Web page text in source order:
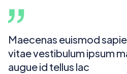
Maecenas euismod
vitae vestibulum ipsum
augue id tellus lac